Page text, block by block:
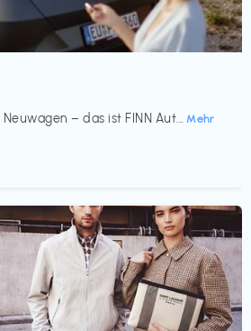
– das ist FINN Aut... Mehr